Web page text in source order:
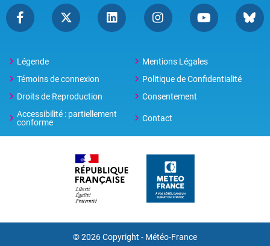
Légende
Mentions Légales
Témoins de connexion
Politique de Confidentialité
Droits de Reproduction
Consentement
Accessibilité : partiellement
conforme
Contact
© 2026 Copyright - Météo-France